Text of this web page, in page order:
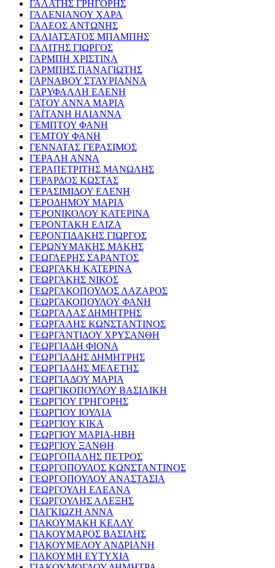
ΓΑΛΑΤΗΣ ΓΡΗΓΟΡΗΣ
ΓΑΛΕΝΙΑΝΟΥ ΧΑΡΑ
ΓΑΛΕΟΣ ΑΝΤΩΝΗΣ
ΓΑΛΙΑΤΣΑΤΟΣ ΜΠΑΜΠΗΣ
ΓΑΛΙΤΗΣ ΓΙΩΡΓΟΣ
ΓΑΡΜΠΗ ΧΡΙΣΤΙΝΑ
ΓΑΡΜΠΗΣ ΠΑΝΑΓΙΩΤΗΣ
ΓΑΡΝΑΒΟΥ ΣΤΑΥΡΙΑΝΝΑ
ΓΑΡΥΦΑΛΛΗ ΕΛΕΝΗ
ΓΑΤΟΥ ΑΝΝΑ ΜΑΡΙΑ
ΓΑΪΤΑΝΗ ΗΛΙΑΝΝΑ
ΓΕΜΠΤΟΥ ΦΑΝΗ
ΓΕΜΤΟΥ ΦΑΝΗ
ΓΕΝΝΑΤΑΣ ΓΕΡΑΣΙΜΟΣ
ΓΕΡΑΛΗ ΑΝΝΑ
ΓΕΡΑΠΕΤΡΙΤΗΣ ΜΑΝΩΛΗΣ
ΓΕΡΑΡΔΟΣ ΚΩΣΤΑΣ
ΓΕΡΑΣΙΜΙΔΟΥ ΕΛΕΝΗ
ΓΕΡΟΔΗΜΟΥ ΜΑΡΙΑ
ΓΕΡΟΝΙΚΟΛΟΥ ΚΑΤΕΡΙΝΑ
ΓΕΡΟΝΤΑΚΗ ΕΛΙΖΑ
ΓΕΡΟΝΤΙΔΑΚΗΣ ΓΙΩΡΓΟΣ
ΓΕΡΩΝΥΜΑΚΗΣ ΜΑΚΗΣ
ΓΕΩΓΛΕΡΗΣ ΣΑΡΑΝΤΟΣ
ΓΕΩΡΓΑΚΗ ΚΑΤΕΡΙΝΑ
ΓΕΩΡΓΑΚΗΣ ΝΙΚΟΣ
ΓΕΩΡΓΑΚΟΠΟΥΛΟΣ ΛΑΖΑΡΟΣ
ΓΕΩΡΓΑΚΟΠΟΥΛΟΥ ΦΑΝΗ
ΓΕΩΡΓΑΛΑΣ ΔΗΜΗΤΡΗΣ
ΓΕΩΡΓΑΛΗΣ ΚΩΝΣΤΑΝΤΙΝΟΣ
ΓΕΩΡΓΑΝΤΙΔΟΥ ΧΡΥΣΑΝΘΗ
ΓΕΩΡΓΙΑΔΗ ΦΙΟΝΑ
ΓΕΩΡΓΙΑΔΗΣ ΔΗΜΗΤΡΗΣ
ΓΕΩΡΓΙΑΔΗΣ ΜΕΛΕΤΗΣ
ΓΕΩΡΓΙΑΔΟΥ ΜΑΡΙΑ
ΓΕΩΡΓΙΚΟΠΟΥΛΟΥ ΒΑΣΙΛΙΚΗ
ΓΕΩΡΓΙΟΥ ΓΡΗΓΟΡΗΣ
ΓΕΩΡΓΙΟΥ ΙΟΥΛΙΑ
ΓΕΩΡΓΙΟΥ ΚΙΚΑ
ΓΕΩΡΓΙΟΥ ΜΑΡΙΑ-ΗΒΗ
ΓΕΩΡΓΙΟΥ ΞΑΝΘΗ
ΓΕΩΡΓΟΠΑΛΗΣ ΠΕΤΡΟΣ
ΓΕΩΡΓΟΠΟΥΛΟΣ ΚΩΝΣΤΑΝΤΙΝΟΣ
ΓΕΩΡΓΟΠΟΥΛΟΥ ΑΝΑΣΤΑΣΙΑ
ΓΕΩΡΓΟΥΛΗ ΕΛΕΑΝΑ
ΓΕΩΡΓΟΥΛΗΣ ΑΛΕΞΗΣ
ΓΙΑΓΚΙΩΖΗ ΑΝΝΑ
ΓΙΑΚΟΥΜΑΚΗ ΚΕΛΛΥ
ΓΙΑΚΟΥΜΑΡΟΣ ΒΑΣΙΛΗΣ
ΓΙΑΚΟΥΜΕΛΟΥ ΑΝΔΡΙΑΝΗ
ΓΙΑΚΟΥΜΗ ΕΥΤΥΧΙΑ